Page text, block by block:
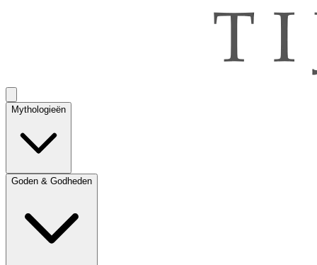
Mythologieën
Goden & Godheden